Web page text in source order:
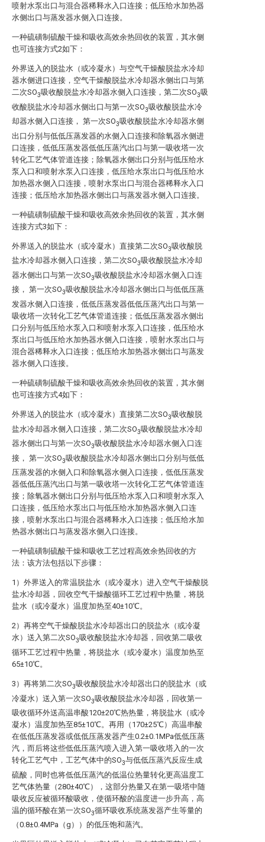
喷射水泵出口与混合器稀释水入口连接；低压给水加热器
水侧出口与蒸发器水侧入口连接。
一种硫磺制硫酸干燥和吸收高效余热回收的装置，其水侧
也可连接方式2如下：
外界送入的脱盐水（或冷凝水）与空气干燥酸脱盐水冷却
器水侧进口连接，空气干燥酸脱盐水冷却器水侧出口与第
二次SO3吸收酸脱盐水冷却器水侧入口连接，第二次SO3吸
收酸脱盐水冷却器水侧出口与第一次SO3吸收酸脱盐水冷
却器水侧入口连接， 第一次SO3吸收酸脱盐水冷却器水侧
出口分别与低低压蒸发器的水侧入口连接和除氧器水侧进
口连接，低低压蒸发器低低压蒸汽出口与第一吸收塔一次
转化工艺气体管道连接；除氧器水侧出口分别与低压给水
泵入口和喷射水泵入口连接，低压给水泵出口与低压给水
加热器水侧入口连接，喷射水泵出口与混合器稀释水入口
连接；低压给水加热器水侧出口与蒸发器水侧入口连接。
一种硫磺制硫酸干燥和吸收高效余热回收的装置，其水侧
连接方式3如下：
外界送入的脱盐水（或冷凝水）直接第二次SO3吸收酸脱
盐水冷却器水侧入口连接，第二次SO3吸收酸脱盐水冷却
器水侧出口与第一次SO3吸收酸脱盐水冷却器水侧入口连
接， 第一次SO3吸收酸脱盐水冷却器水侧出口与低低压蒸
发器水侧入口连接，低低压蒸发器低低压蒸汽出口与第一
吸收塔一次转化工艺气体管道连接；低低压蒸发器水侧出
口分别与低压给水泵入口和喷射水泵入口连接，低压给水
泵出口与低压给水加热器水侧入口连接，喷射水泵出口与
混合器稀释水入口连接；低压给水加热器水侧出口与蒸发
器水侧入口连接。
一种硫磺制硫酸干燥和吸收高效余热回收的装置，其水侧
也可连接方式4如下：
外界送入的脱盐水（或冷凝水）直接第二次SO3吸收酸脱
盐水冷却器水侧入口连接，第二次SO3吸收酸脱盐水冷却
器水侧出口与第一次SO3吸收酸脱盐水冷却器水侧入口连
接， 第一次SO3吸收酸脱盐水冷却器水侧出口分别与低低
压蒸发器的水侧入口和除氧器水侧入口连接，低低压蒸发
器低低压蒸汽出口与第一吸收塔一次转化工艺气体管道连
接；除氧器水侧出口分别与低压给水泵入口和喷射水泵入
口连接，低压给水泵出口与低压给水加热器水侧入口连
接，喷射水泵出口与混合器稀释水入口连接；低压给水加
热器水侧出口与蒸发器水侧入口连接。
一种硫磺制硫酸干燥和吸收工艺过程高效余热回收的方
法：该方法包括以下步骤：
1）外界送入的常温脱盐水（或冷凝水）进入空气干燥酸脱
盐水冷却器，回收空气干燥酸循环工艺过程中热量，将脱
盐水（或冷凝水）温度加热至40±10℃。
2）再将空气干燥酸脱盐水冷却器出口的脱盐水（或冷凝
水）送入第二次SO3吸收酸脱盐水冷却器，回收第二吸收
循环工艺过程中热量，将脱盐水（或冷凝水）温度加热至
65±10℃。
3）再将第二次SO3吸收酸脱盐水冷却器出口的脱盐水（或
冷凝水）送入第一次SO3吸收酸脱盐水冷却器，回收第一
吸收循环外送高温串酸120±20℃热热量，将脱盐水（或冷
凝水）温度加热至85±10℃。再用（170±25℃）高温串酸
在低低压蒸发器或低低压蒸发器产生0.2±0.1MPa低低压蒸
汽，而后将这些低低压蒸汽喷入进入第一吸收塔入的一次
转化工艺气中，工艺气体中的SO3与低低压蒸汽反应生成
硫酸，同时也将低低压蒸汽的低温位热量转化更高温度工
艺气体热量（280±40℃），这部分热量又在第一吸塔中随
吸收反应被循环酸吸收，使循环酸的温度进一步升高，高
温的循环酸在第一次SO3循环吸收系统蒸发器产生等量的
（0.8±0.4MPa（g））的低压饱和蒸汽。